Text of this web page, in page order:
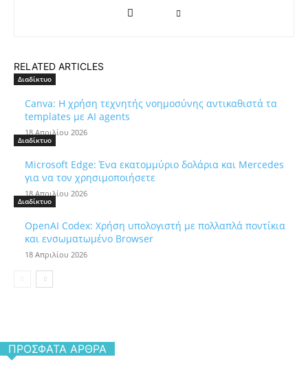
RELATED ARTICLES
Διαδίκτυο
Canva: Η χρήση τεχνητής νοημοσύνης αντικαθιστά τα
templates με AI agents
18 Απριλίου 2026
Διαδίκτυο
Microsoft Edge: Ένα εκατομμύριο δολάρια και Mercedes
για να τον χρησιμοποιήσετε
18 Απριλίου 2026
Διαδίκτυο
OpenAI Codex: Χρήση υπολογιστή με πολλαπλά ποντίκια
και ενσωματωμένο Browser
18 Απριλίου 2026
ΠΡΌΣΦΑΤΑ ΆΡΘΡΑ